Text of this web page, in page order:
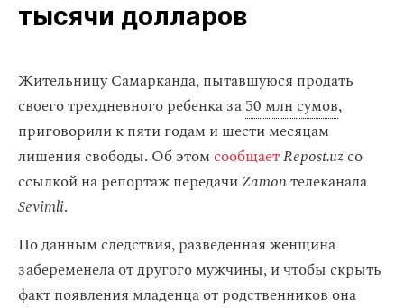
тысячи долларов
Жительницу Самарканда, пытавшуюся продать
своего трехдневного ребенка за50 млн сумов,
приговорили к пяти годам и шести месяцам
лишения свободы. Об этомсообщаетRepost.uzсо
ссылкой на репортаж передачиZamonтелеканала
Sevimli.
По данным следствия, разведенная женщина
забеременела от другого мужчины, и чтобы скрыть
факт появления младенца от родственников она